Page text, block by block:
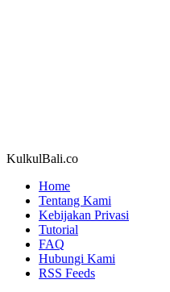
KulkulBali.co
Home
Tentang Kami
Kebijakan Privasi
Tutorial
FAQ
Hubungi Kami
RSS Feeds